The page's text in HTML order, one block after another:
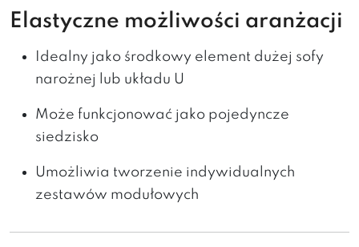
Elastyczne możliwości aranżacji
Idealny jako środkowy element dużej sofy
narożnej lub układu U
Może funkcjonować jako pojedyncze
siedzisko
Umożliwia tworzenie indywidualnych
zestawów modułowych